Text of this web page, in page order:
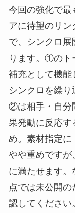
今回の強化で最
アに待望のリン
で、シンクロ
ります。①のト
補充として機能
シンクロを繰り
②は相手・自分
果発動に反応す
め。素材指定に
やや重めですが
に満たせます
点では未公開
認してください